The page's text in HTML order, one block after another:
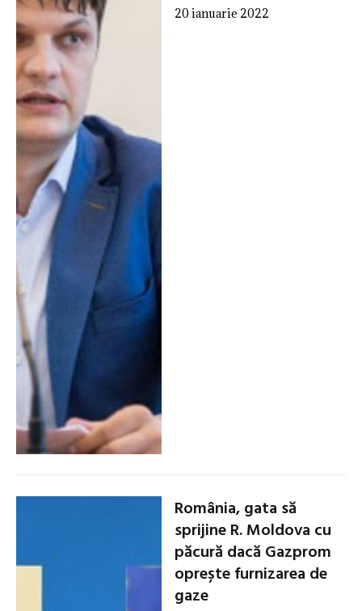
20 ianuarie 2022
România, gata să
sprijine R. Moldova cu
păcură dacă Gazprom
oprește furnizarea de
gaze